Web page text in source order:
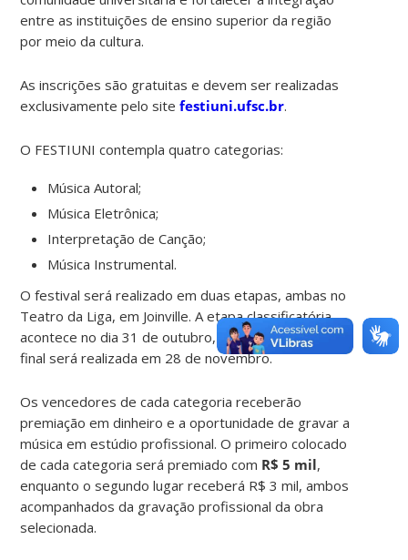
entre as instituições de ensino superior da região
por meio da cultura.
As inscrições são gratuitas e devem ser realizadas
exclusivamente pelo sitefestiuni.ufsc.br.
O FESTIUNI contempla quatro categorias:
Música Autoral;
Música Eletrônica;
Interpretação de Canção;
Música Instrumental.
O festival será realizado em duas etapas, ambas no
Teatro da Liga, em Joinville. A etapa classificatória
acontece no dia 31 de outubro, enquanto a grande
final será realizada em 28 de novembro.
Os vencedores de cada categoria receberão
premiação em dinheiro e a oportunidade de gravar a
música em estúdio profissional. O primeiro colocado
de cada categoria será premiado com R$ 5 mil,
enquanto o segundo lugar receberá R$ 3 mil, ambos
acompanhados da gravação profissional da obra
selecionada.